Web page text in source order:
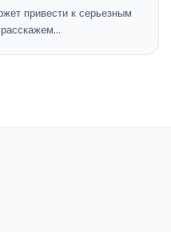
привести к серьезным